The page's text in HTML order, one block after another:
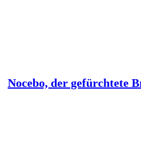
Nocebo, der gefürchtete